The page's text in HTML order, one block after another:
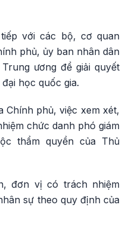
với các bộ, cơ quan
phủ, ủy ban nhân dân
ương để giải quyết
học quốc gia.
Chính phủ, việc xem xét,
chức danh phó giám
thẩm quyền của Thủ
đơn vị có trách nhiệm
sự theo quy định của